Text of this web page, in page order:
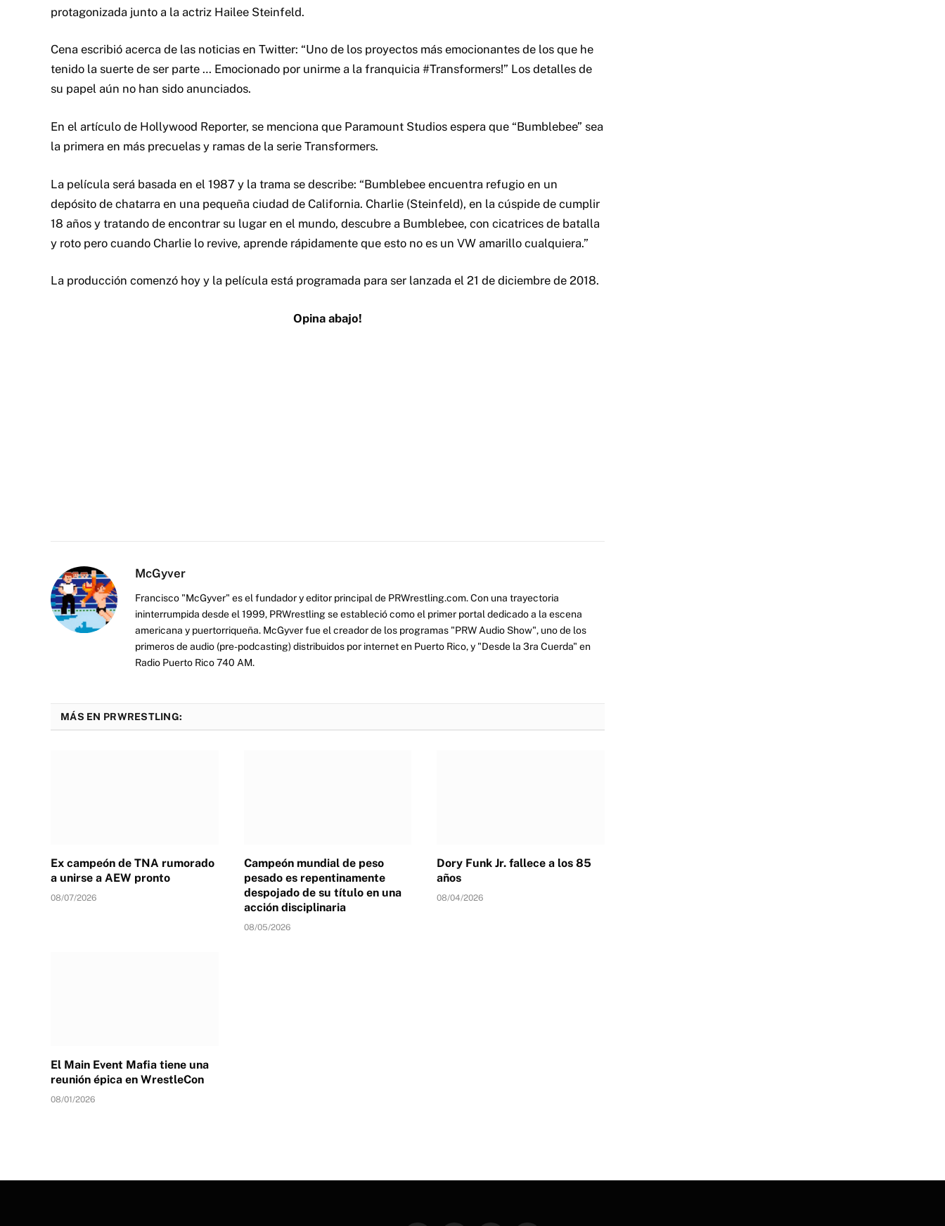
protagonizada junto a la actriz Hailee Steinfeld.
Cena escribió acerca de las noticias en Twitter: “Uno de los proyectos más emocionantes de los que he
tenido la suerte de ser parte … Emocionado por unirme a la franquicia #Transformers!” Los detalles de
su papel aún no han sido anunciados.
En el artículo de Hollywood Reporter, se menciona que Paramount Studios espera que “Bumblebee” sea
la primera en más precuelas y ramas de la serie Transformers.
La película será basada en el 1987 y la trama se describe: “Bumblebee encuentra refugio en un
depósito de chatarra en una pequeña ciudad de California. Charlie (Steinfeld), en la cúspide de cumplir
18 años y tratando de encontrar su lugar en el mundo, descubre a Bumblebee, con cicatrices de batalla
y roto pero cuando Charlie lo revive, aprende rápidamente que esto no es un VW amarillo cualquiera.”
La producción comenzó hoy y la película está programada para ser lanzada el 21 de diciembre de 2018.
Opina abajo!
McGyver
Francisco "McGyver" es el fundador y editor principal de PRWrestling.com. Con una trayectoria
ininterrumpida desde el 1999, PRWrestling se estableció como el primer portal dedicado a la escena
americana y puertorriqueña. McGyver fue el creador de los programas "PRW Audio Show", uno de los
primeros de audio (pre-podcasting) distribuidos por internet en Puerto Rico, y "Desde la 3ra Cuerda" en
Radio Puerto Rico 740 AM.
MÁS EN PRWRESTLING:
Ex campeón de TNA rumorado
a unirse a AEW pronto
08/07/2026
Campeón mundial de peso
pesado es repentinamente
despojado de su título en una
acción disciplinaria
08/05/2026
Dory Funk Jr. fallece a los 85
años
08/04/2026
El Main Event Mafia tiene una
reunión épica en WrestleCon
08/01/2026